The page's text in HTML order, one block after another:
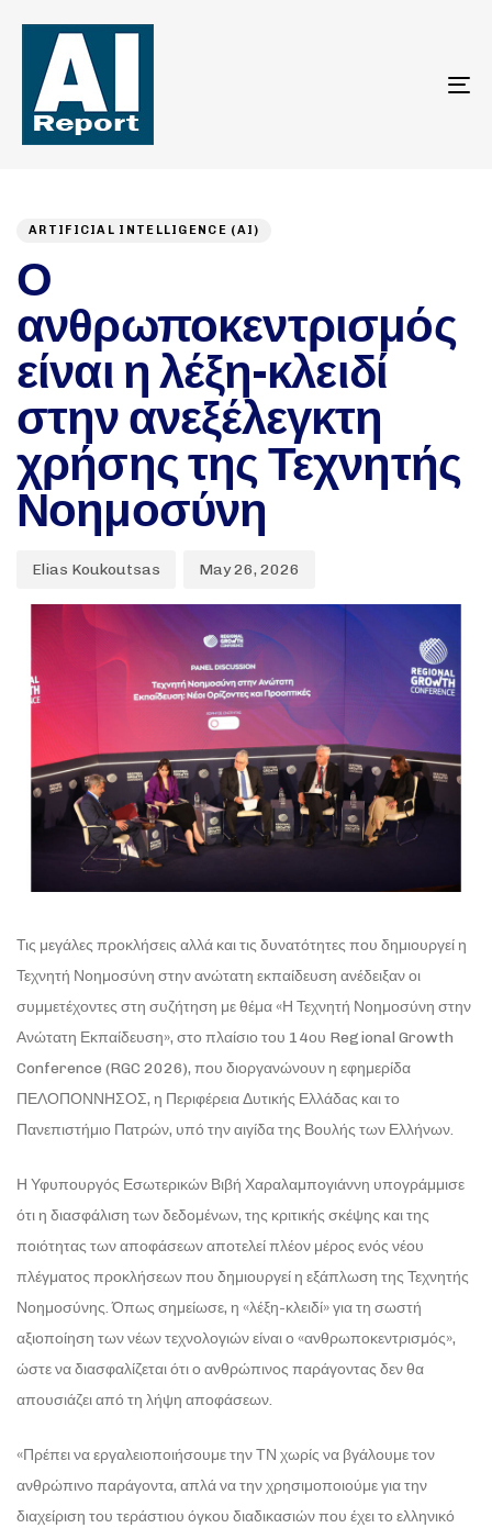
ARTIFICIAL INTELLIGENCE (AI)
Ο
ανθρωποκεντρισμός
είναι η λέξη-κλειδί
στην ανεξέλεγκτη
χρήσης της Τεχνητής
Νοημοσύνη
Elias Koukoutsas May 26, 2026
Τις μεγάλες προκλήσεις αλλά και τις δυνατότητες που δημιουργεί η
Τεχνητή Νοημοσύνη στην ανώτατη εκπαίδευση ανέδειξαν οι
συμμετέχοντες στη συζήτηση με θέμα «Η Τεχνητή Νοημοσύνη στην
Ανώτατη Εκπαίδευση», στο πλαίσιο του 14ου Regional Growth
Conference (RGC 2026), που διοργανώνουν η εφημερίδα
ΠΕΛΟΠΟΝΝΗΣΟΣ, η Περιφέρεια Δυτικής Ελλάδας και το
Πανεπιστήμιο Πατρών, υπό την αιγίδα της Βουλής των Ελλήνων.
Η Υφυπουργός Εσωτερικών Βιβή Χαραλαμπογιάννη υπογράμμισε
ότι η διασφάλιση των δεδομένων, της κριτικής σκέψης και της
ποιότητας των αποφάσεων αποτελεί πλέον μέρος ενός νέου
πλέγματος προκλήσεων που δημιουργεί η εξάπλωση της Τεχνητής
Νοημοσύνης. Όπως σημείωσε, η «λέξη-κλειδί» για τη σωστή
αξιοποίηση των νέων τεχνολογιών είναι ο «ανθρωποκεντρισμός»,
ώστε να διασφαλίζεται ότι ο ανθρώπινος παράγοντας δεν θα
απουσιάζει από τη λήψη αποφάσεων.
«Πρέπει να εργαλειοποιήσουμε την ΤΝ χωρίς να βγάλουμε τον
ανθρώπινο παράγοντα, απλά να την χρησιμοποιούμε για την
διαχείριση του τεράστιου όγκου διαδικασιών που έχει το ελληνικό